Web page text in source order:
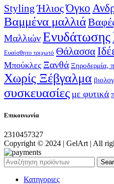
Styling Ήλιος Όγκο
Βαμμένα μαλλιά
ΜαλλιώνΕνυδάτωσης
Ευαίσθητο τριχωτό Θάλασσα
Μπούκλες Ξανθά Ξηροδερμία,
Χωρίς Ξέβγαλμα
συσκευασίες με φυτικά
Επικοινωνία
2310457327
Copyright © 2024 | GelArt | All
Κατηγοριες